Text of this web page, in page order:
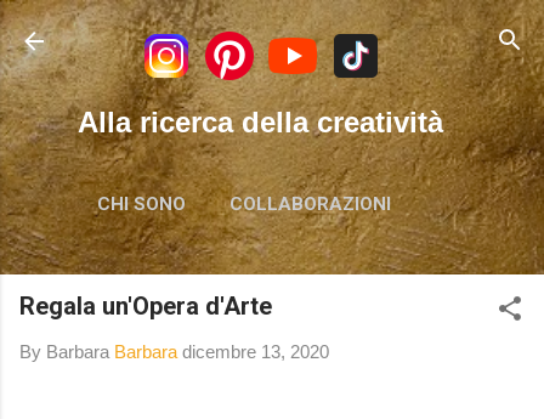
Passa ai contenuti principali
Alla ricerca della creatività
CHI SONO COLLABORAZIONI
Regala un'Opera d'Arte
By Barbara Barbara dicembre 13, 2020